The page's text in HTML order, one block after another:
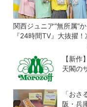
関西ジュニア“無所属”
『24時間TV』大抜擢！
スターと期待「まさか
【新
天閣の
「お
阪・兵